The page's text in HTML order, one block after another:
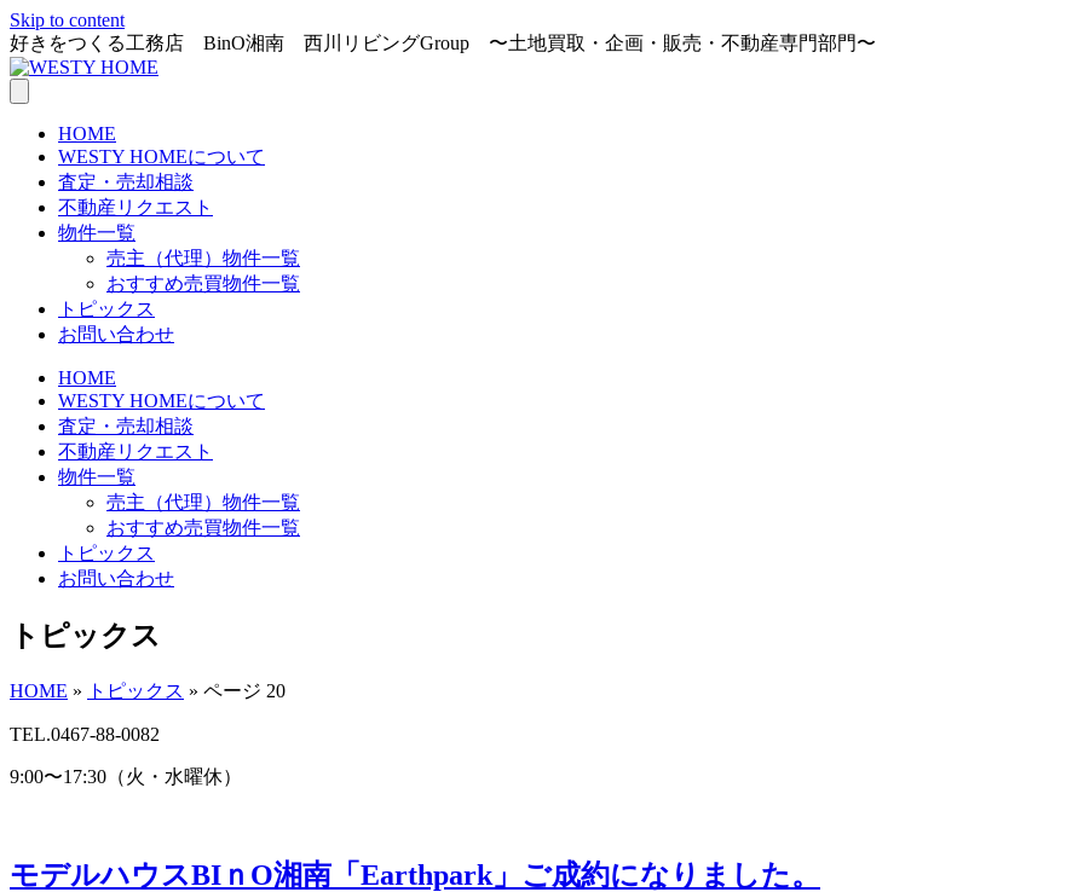
Skip to content
好きをつくる工務店 BinO湘南 西川リビングGroup 〜土地買取・企画・販売・不動産専門部門〜
HOME
WESTY HOMEについて
査定・売却相談
不動産リクエスト
物件一覧
売主（代理）物件一覧
おすすめ売買物件一覧
トピックス
お問い合わせ
HOME
WESTY HOMEについて
査定・売却相談
不動産リクエスト
物件一覧
売主（代理）物件一覧
おすすめ売買物件一覧
トピックス
お問い合わせ
トピックス
HOME » トピックス » ページ 20
TEL.0467-88-0082
9:00〜17:30（火・水曜休）
モデルハウスBIｎO湘南「Earthpark」ご成約になりました。